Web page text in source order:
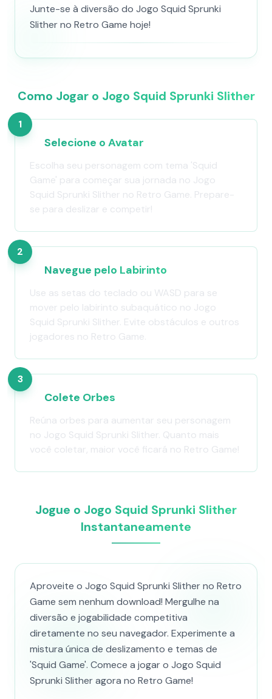
Junte-se à diversão do Jogo Squid Sprunki
Slither no Retro Game hoje!
Como Jogar o Jogo Squid Sprunki Slither
1
Selecione o Avatar
Escolha seu personagem com tema 'Squid
Game' para começar sua jornada no Jogo
Squid Sprunki Slither no Retro Game. Prepare-
se para deslizar e competir!
2
Navegue pelo Labirinto
Use as setas do teclado ou WASD para se
mover pelo labirinto subaquático no Jogo
Squid Sprunki Slither. Evite obstáculos e outros
jogadores no Retro Game.
3
Colete Orbes
Reúna orbes para aumentar seu personagem
no Jogo Squid Sprunki Slither. Quanto mais
você coletar, maior você ficará no Retro Game!
Jogue o Jogo Squid Sprunki Slither
Instantaneamente
Aproveite o Jogo Squid Sprunki Slither no Retro
Game sem nenhum download! Mergulhe na
diversão e jogabilidade competitiva
diretamente no seu navegador. Experimente a
mistura única de deslizamento e temas de
'Squid Game'. Comece a jogar o Jogo Squid
Sprunki Slither agora no Retro Game!